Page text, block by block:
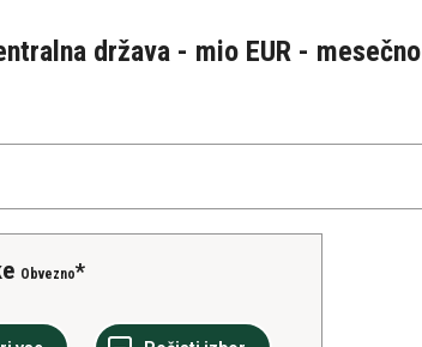
država - mio EUR - mesečno
Obvezno